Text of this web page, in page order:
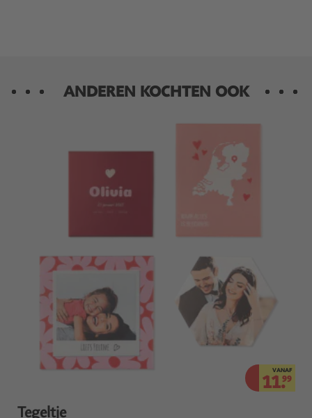
ANDEREN KOCHTEN OOK
VANAF
11.99
Tegeltje